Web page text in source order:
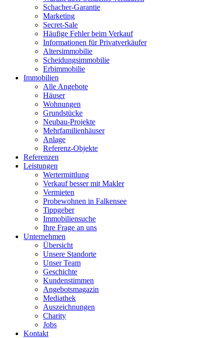
Schacher-Garantie
Marketing
Secret-Sale
Häufige Fehler beim Verkauf
Informationen für Privatverkäufer
Altersimmobilie
Scheidungsimmobilie
Erbimmobilie
Immobilien
Alle Angebote
Häuser
Wohnungen
Grundstücke
Neubau-Projekte
Mehrfamilienhäuser
Anlage
Referenz-Objekte
Referenzen
Leistungen
Wertermittlung
Verkauf besser mit Makler
Vermieten
Probewohnen in Falkensee
Tippgeber
Immobiliensuche
Ihre Frage an uns
Unternehmen
Übersicht
Unsere Standorte
Unser Team
Geschichte
Kundenstimmen
Angebotsmagazin
Mediathek
Auszeichnungen
Charity
Jobs
Kontakt